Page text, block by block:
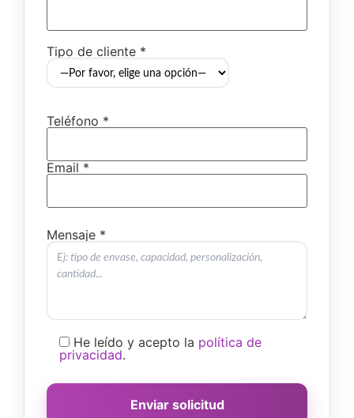
Tipo de cliente *
Teléfono *
Email *
Mensaje *
He leído y acepto la política de
privacidad.